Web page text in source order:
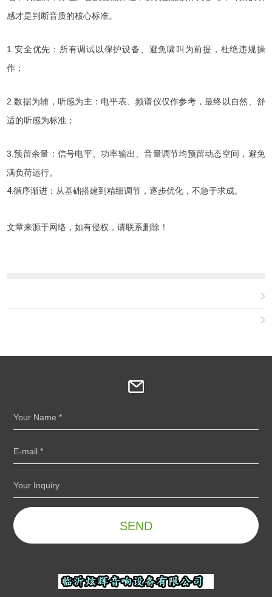
感才是判断音质的核心标准。
1.安全优先：所有调试以保护设备、避免啸叫为前提，杜绝违规操
作；
2.数据为辅，听感为主：电平表、频谱仪仅作参考，最终以自然、舒
适的听感为标准；
3.预留余量：信号电平、功率输出、音量调节均预留动态空间，避免
满负荷运行。
4.循序渐进：从基础搭建到精细调节，逐步优化，不急于求成。
文章来源于网络，如有侵权，请联系删除！